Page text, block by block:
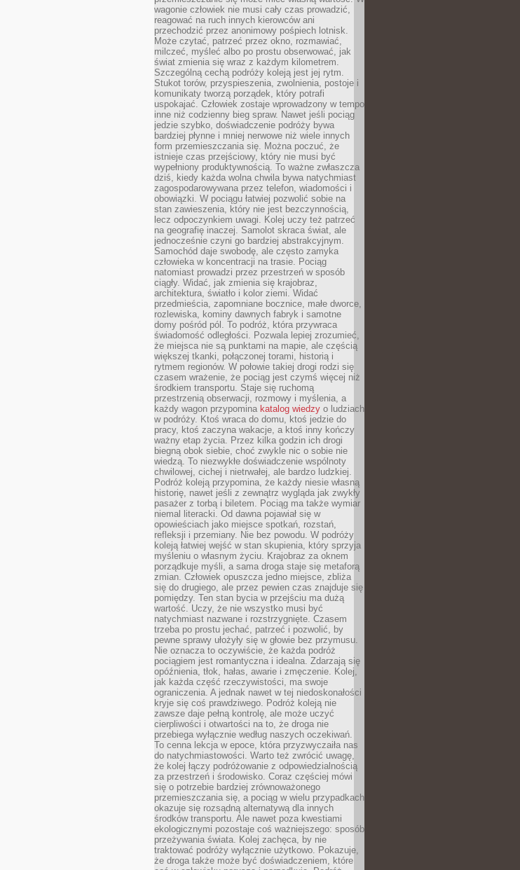
wagonie człowiek nie musi cały czas prowadzić,
reagować na ruch innych kierowców ani
przechodzić przez anonimowy pośpiech lotnisk.
Może czytać, patrzeć przez okno, rozmawiać,
milczeć, myśleć albo po prostu obserwować, jak
świat zmienia się wraz z każdym kilometrem.
Szczególną cechą podróży koleją jest jej rytm.
Stukot torów, przyspieszenia, zwolnienia, postoje i
komunikaty tworzą porządek, który potrafi
uspokajać. Człowiek zostaje wprowadzony w tempo
inne niż codzienny bieg spraw. Nawet jeśli pociąg
jedzie szybko, doświadczenie podróży bywa
bardziej płynne i mniej nerwowe niż wiele innych
form przemieszczania się. Można poczuć, że
istnieje czas przejściowy, który nie musi być
wypełniony produktywnością. To ważne zwłaszcza
dziś, kiedy każda wolna chwila bywa natychmiast
zagospodarowywana przez telefon, wiadomości i
obowiązki. W pociągu łatwiej pozwolić sobie na
stan zawieszenia, który nie jest bezczynnością,
lecz odpoczynkiem uwagi. Kolej uczy też patrzeć
na geografię inaczej. Samolot skraca świat, ale
jednocześnie czyni go bardziej abstrakcyjnym.
Samochód daje swobodę, ale często zamyka
człowieka w koncentracji na trasie. Pociąg
natomiast prowadzi przez przestrzeń w sposób
ciągły. Widać, jak zmienia się krajobraz,
architektura, światło i kolor ziemi. Widać
przedmieścia, zapomniane bocznice, małe dworce,
rozlewiska, kominy dawnych fabryk i samotne
domy pośród pól. To podróż, która przywraca
świadomość odległości. Pozwala lepiej zrozumieć,
że miejsca nie są punktami na mapie, ale częścią
większej tkanki, połączonej torami, historią i
rytmem regionów. W połowie takiej drogi rodzi się
czasem wrażenie, że pociąg jest czymś więcej niż
środkiem transportu. Staje się ruchomą
przestrzenią obserwacji, rozmowy i myślenia, a
każdy wagon przypomina katalog wiedzy o ludziach
w podróży. Ktoś wraca do domu, ktoś jedzie do
pracy, ktoś zaczyna wakacje, a ktoś inny kończy
ważny etap życia. Przez kilka godzin ich drogi
biegną obok siebie, choć zwykle nic o sobie nie
wiedzą. To niezwykłe doświadczenie wspólnoty
chwilowej, cichej i nietrwałej, ale bardzo ludzkiej.
Podróż koleją przypomina, że każdy niesie własną
historię, nawet jeśli z zewnątrz wygląda jak zwykły
pasażer z torbą i biletem. Pociąg ma także wymiar
niemal literacki. Od dawna pojawiał się w
opowieściach jako miejsce spotkań, rozstań,
refleksji i przemiany. Nie bez powodu. W podróży
koleją łatwiej wejść w stan skupienia, który sprzyja
myśleniu o własnym życiu. Krajobraz za oknem
porządkuje myśli, a sama droga staje się metaforą
zmian. Człowiek opuszcza jedno miejsce, zbliża
się do drugiego, ale przez pewien czas znajduje się
pomiędzy. Ten stan bycia w przejściu ma dużą
wartość. Uczy, że nie wszystko musi być
natychmiast nazwane i rozstrzygnięte. Czasem
trzeba po prostu jechać, patrzeć i pozwolić, by
pewne sprawy ułożyły się w głowie bez przymusu.
Nie oznacza to oczywiście, że każda podróż
pociągiem jest romantyczna i idealna. Zdarzają się
opóźnienia, tłok, hałas, awarie i zmęczenie. Kolej,
jak każda część rzeczywistości, ma swoje
ograniczenia. A jednak nawet w tej niedoskonałości
kryje się coś prawdziwego. Podróż koleją nie
zawsze daje pełną kontrolę, ale może uczyć
cierpliwości i otwartości na to, że droga nie
przebiega wyłącznie według naszych oczekiwań.
To cenna lekcja w epoce, która przyzwyczaiła nas
do natychmiastowości. Warto też zwrócić uwagę,
że kolej łączy podróżowanie z odpowiedzialnością
za przestrzeń i środowisko. Coraz częściej mówi
się o potrzebie bardziej zrównoważonego
przemieszczania się, a pociąg w wielu przypadkach
okazuje się rozsądną alternatywą dla innych
środków transportu. Ale nawet poza kwestiami
ekologicznymi pozostaje coś ważniejszego: sposób
przeżywania świata. Kolej zachęca, by nie
traktować podróży wyłącznie użytkowo. Pokazuje,
że droga także może być doświadczeniem, które